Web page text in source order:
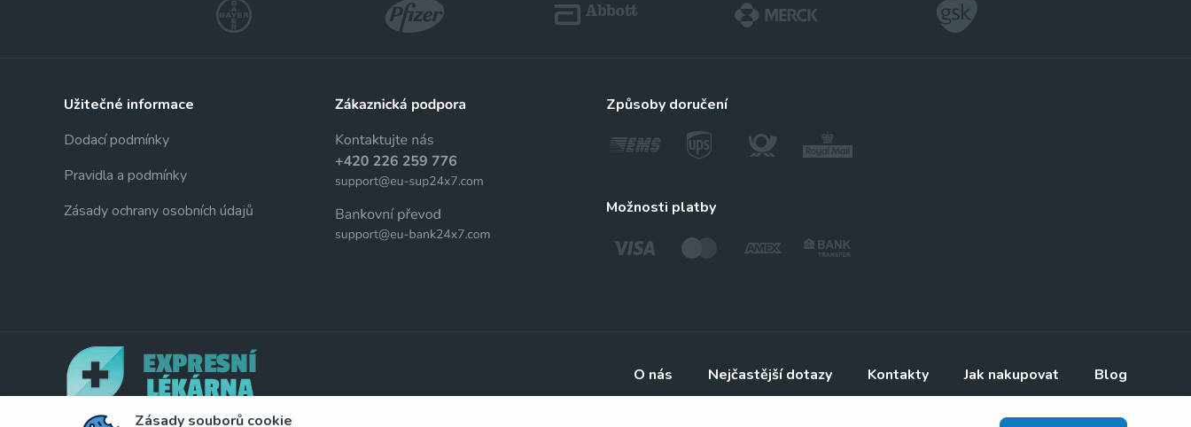
užitečné informace
Dodací podmínky
Pravidla a podmínky
Zásady ochrany osobních údajů
způsoby doručení
možnosti platby
O nás Nejčastější dotazy Kontakty Jak nakupovat Blog
Zásady souborů cookie